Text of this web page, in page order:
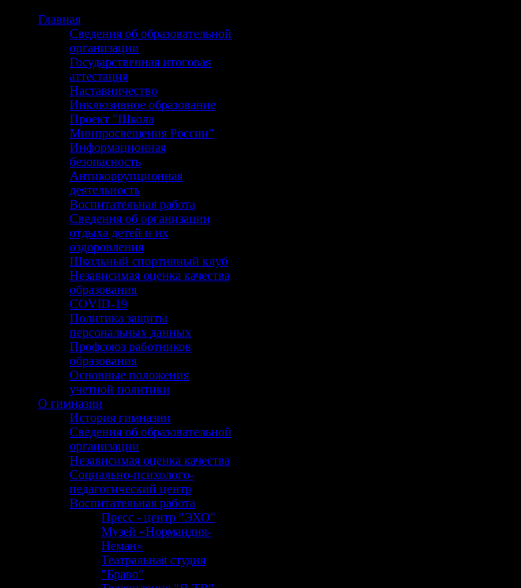
Главная
Сведения об образовательной
организации
Государственная итоговая
аттестация
Наставничество
Инклюзивное образование
Проект "Школа
Минпросвещения России"
Информационная
безопасность
Антикоррупционная
деятельность
Воспитательная работа
Сведения об организации
отдыха детей и их
оздоровления
Школьный спортивный клуб
Независимая оценка качества
образования
COVID-19
Политика защиты
персональных данных
Профсоюз работников
образования
Основные положения
учетной политики
О гимназии
История гимназии
Сведения об образовательной
организации
Независимая оценка качества
Социально-психолого-
педагогический центр
Воспитательная работа
Пресс - центр "ЭХО"
Музей «Нормандия-
Неман»
Театральная студия
"Браво"